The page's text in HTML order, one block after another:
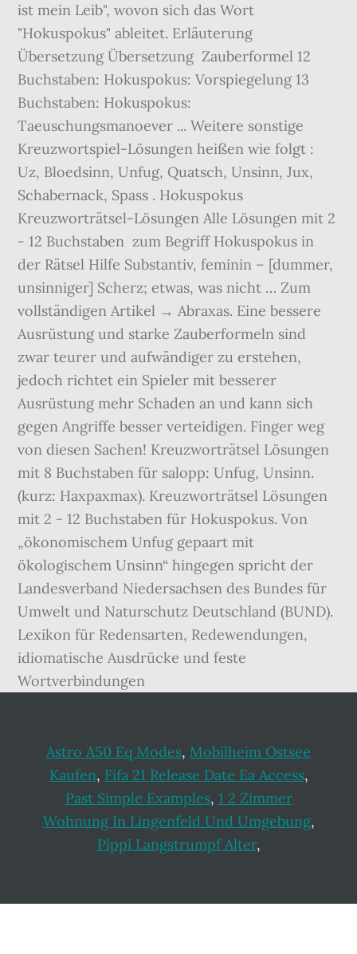
ist mein Leib", wovon sich das Wort
"Hokuspokus" ableitet. Erläuterung
Übersetzung Übersetzung Zauberformel 12
Buchstaben: Hokuspokus: Vorspiegelung 13
Buchstaben: Hokuspokus:
Taeuschungsmanoever ... Weitere sonstige
Kreuzwortspiel-Lösungen heißen wie folgt :
Uz, Bloedsinn, Unfug, Quatsch, Unsinn, Jux,
Schabernack, Spass . Hokuspokus
Kreuzworträtsel-Lösungen Alle Lösungen mit 2
- 12 Buchstaben ️ zum Begriff Hokuspokus in
der Rätsel Hilfe Substantiv, feminin – [dummer,
unsinniger] Scherz; etwas, was nicht … Zum
vollständigen Artikel → Ab­ra­xas. Eine bessere
Ausrüstung und starke Zauberformeln sind
zwar teurer und aufwändiger zu erstehen,
jedoch richtet ein Spieler mit besserer
Ausrüstung mehr Schaden an und kann sich
gegen Angriffe besser verteidigen. Finger weg
von diesen Sachen! Kreuzworträtsel Lösungen
mit 8 Buchstaben für salopp: Unfug, Unsinn.
(kurz: Haxpaxmax). Kreuzworträtsel Lösungen
mit 2 - 12 Buchstaben für Hokuspokus. Von
„ökonomischem Unfug gepaart mit
ökologischem Unsinn“ hingegen spricht der
Landesverband Niedersachsen des Bundes für
Umwelt und Naturschutz Deutschland (BUND).
Lexikon für Redensarten, Redewendungen,
idiomatische Ausdrücke und feste
Wortverbindungen
Astro A50 Eq Modes, Mobilheim Ostsee
Kaufen, Fifa 21 Release Date Ea Access,
Past Simple Examples, 1 2 Zimmer
Wohnung In Lingenfeld Und Umgebung,
Pippi Langstrumpf Alter,